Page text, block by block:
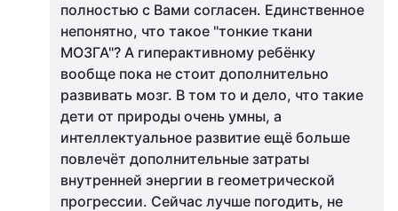
полностью с Вами согласен. Единственное
непонятно, что такое "тонкие ткани
МОЗГА"? А гиперактивному ребёнку
вообще пока не стоит дополнительно
развивать мозг. В том то и дело, что такие
дети от природы очень умны, а
интеллектуальное развитие ещё больше
повлечёт дополнительные затраты
внутренней энергии в геометрической
прогрессии. Сейчас лучше погодить, не